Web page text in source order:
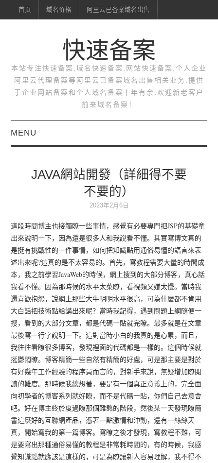
首页 域名价格 阿里云已备案域名出售
快速备案
本站专注快速备案,域名快速备案,网站快速备案,个人企业
阿里云代理备案等阿里云已备案域名出售相关业务.提供
于企业网站备案和个人域名备案十年有余.欢迎新老客户
前来域名备案！
MENU
域名价格
阿里云已备案域名出售
JAVA網站開發（詳細得不要
不要的）
2023年2月6日
這段時間博主也接觸瞭一些事情，感覺有必要專門把JSP的基礎拿
出來說明一下，因為還是很多人和我說看不懂。其實寫博文真的
是挺有挑戰性的一件事情，如何把知識點用通俗易懂的語言來表
述出來呢?這真的是不太容易的。首先，寫教程需要大量的時間成
本，我之前學習JavaWeb的時候，網上搜到的大部分博客，真心話
我看不懂。因為那時候的水平太菜瞭，看視頻又嫌太慢。當時我
還喜歡抱怨，說網上那些大牛明明水平很高，可為什麼都不肯用
大白話把技術點給講出來呢？當時我記得，遇到問題上網隨便一
搜，看到的大部分文章，都是代碼一貼就完瞭。最多就是在文章
最後寫一行字說明一下。這對當時小白的我真的是心累，而且，
我往往看瞭很多博客，發現裡面的代碼都是一樣的。這個時候就
挺鬱悶瞭。博客精簡一些自然有精簡的好處，可是那主要是對於
有好幾年工作經驗的程序員而言的，對新手來說，無疑增加瞭閱
讀的難度。那時候我總想著，要是有一個真正意義上的，完全面
向初學者的博客系列就好瞭，而不是代碼一貼，你們自己去意會
吧。好在博主終於度過瞭那個難熬的階段，然後某一天發現瞭簡
書這麼好的互聯網產品，憑著一點激情和沖動，還有一絲絲天
真，開始寫我的第一篇博客。寫瞭之後才發現，寫教程不難，可
是要寫出那種通俗易懂的教程是非常耗時間的，有的時候，我感
覺知識點就應該是這樣的，可是為瞭讓新人容易理解，我不得不